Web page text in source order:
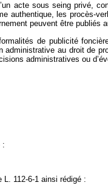
acte sous seing privé,
authentique, les procès-
peuvent être
de publicité
administrative au droit de
administratives ou
:
L. 112-6-1 ainsi rédigé :